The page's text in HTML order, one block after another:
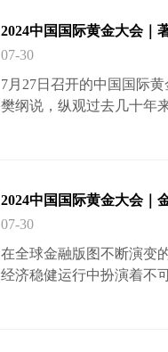
动，会期两天，将聚引
矿山建设、矿业技术进…
2024中国国际黄金大会｜
07-30
7月27日召开的中国国际
樊纲说，纵观过去几十年
季度GDP同比增长4.7%
个回落？樊纲表示，这是
2024中国国际黄金大会｜
07-30
在全球金融版图不断演变
经济稳健运行中扮演着不